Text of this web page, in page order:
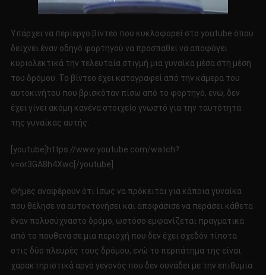
Υπάρχει να περίεργο βίντεο που κυκλοφορεί στο youtube όπου
δείχνει έναν οδηγό φορτηγού να προσπαθεί να αποφύγει
κυριολεκτικά την τελευταία στιγμή μια γυναίκα μέσα στη μέση
του δρόμου. Το βίντεο έχει καταγραφεί από την κάμερα του
αυτοκινήτου που βρισκόταν πίσω από το φορτηγό, ενώ, δεν
έχει γίνει ακόμη κανένα στοιχείο γνωστό για την ταυτότητά
της γυναίκας αυτής.
[youtube]https://www.youtube.com/watch?
v=or3GA8h4Xwc[/youtube]
Φήμες αναφέρουν ότι ίσως να πρόκειται για κάποια γυναίκα
που θέλησε να αυτοκτονήσει και αποφάσισε να περάσει κάθετα
έναν πολυσύχναστο δρόμο, ωστόσο εμφανίζεται πραγματικά
από το πουθενά σε μια περιοχή που δεν έχει σχεδόν τίποτα
στις δύο πλευρές τους δρόμου, ενώ το περπάτημα της είναι
χαρακτηριστικά αργό γεγονός που δεν συνάδει με την επιθυμία